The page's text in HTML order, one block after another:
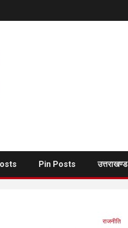
Pin Posts उत्तराखण्ड
राजनीति